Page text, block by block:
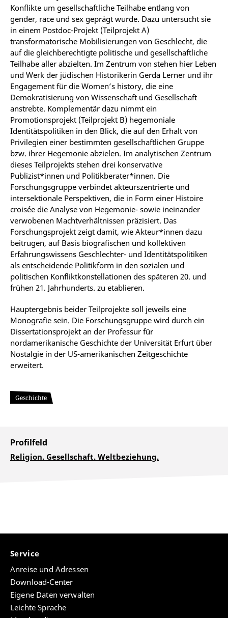
Konflikte um gesellschaftliche Teilhabe entlang von
gender, race und sex geprägt wurde. Dazu untersucht sie
in einem Postdoc-Projekt (Teilprojekt A)
transformatorische Mobilisierungen von Geschlecht, die
auf die gleichberechtigte politische und gesellschaftliche
Teilhabe aller abzielten. Im Zentrum von stehen hier Leben
und Werk der jüdischen Historikerin Gerda Lerner und ihr
Engagement für die Women’s history, die eine
Demokratisierung von Wissenschaft und Gesellschaft
anstrebte. Komplementär dazu nimmt ein
Promotionsprojekt (Teilprojekt B) hegemoniale
Identitätspolitiken in den Blick, die auf den Erhalt von
Privilegien einer bestimmten gesellschaftlichen Gruppe
bzw. ihrer Hegemonie abzielen. Im analytischen Zentrum
dieses Teilprojekts stehen drei konservative
Publizist*innen und Politikberater*innen. Die
Forschungsgruppe verbindet akteurszentrierte und
intersektionale Perspektiven, die in Form einer Histoire
croisée die Analyse von Hegemonie- sowie ineinander
verwobenen Machtverhältnissen präzisiert. Das
Forschungsprojekt zeigt damit, wie Akteur*innen dazu
beitrugen, auf Basis biografischen und kollektiven
Erfahrungswissens Geschlechter- und Identitätspolitiken
als entscheidende Politikform in den sozialen und
politischen Konfliktkonstellationen des späteren 20. und
frühen 21. Jahrhunderts. zu etablieren.
Hauptergebnis beider Teilprojekte soll jeweils eine
Monografie sein. Die Forschungsgruppe wird durch ein
Dissertationsprojekt an der Professur für
nordamerikanische Geschichte der Universität Erfurt über
Nostalgie in der US-amerikanischen Zeitgeschichte
erweitert.
Geschichte
Profilfeld
Religion. Gesellschaft. Weltbeziehung.
Service
Anreise und Adressen
Download-Center
Eigene Daten verwalten
Leichte Sprache